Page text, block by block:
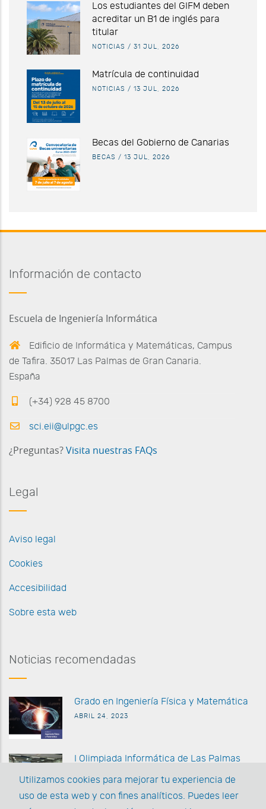
Los estudiantes del GIFM deben
acreditar un B1 de inglés para
titular
NOTICIAS / 31 JUL, 2026
Matrícula de continuidad
NOTICIAS / 13 JUL, 2026
Becas del Gobierno de Canarias
BECAS / 13 JUL, 2026
Información de contacto
Escuela de Ingeniería Informática
Edificio de Informática y Matemáticas, Campus
de Tafira. 35017 Las Palmas de Gran Canaria.
España
(+34) 928 45 8700
sci.eii@ulpgc.es
¿Preguntas? Visita nuestras FAQs
Legal
Aviso legal
Cookies
Accesibilidad
Sobre esta web
Noticias recomendadas
Grado en Ingeniería Física y Matemática
ABRIL 24, 2023
I Olimpiada Informática de Las Palmas
Utilizamos cookies para mejorar tu experiencia de
uso de esta web y con fines analíticos. Puedes leer